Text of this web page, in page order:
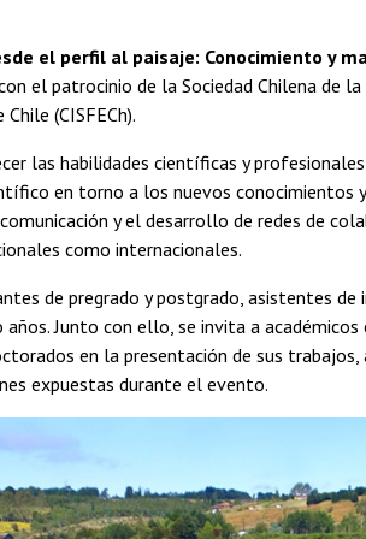
el perfil al paisaje: Conocimiento y
el patrocinio de la Sociedad Chilena de
(CISFECh).
las habilidades científicas y
en torno a los nuevos conocimientos
y el desarrollo de redes de
como internacionales.
de pregrado y postgrado, asistentes
Junto con ello, se invita a
en la presentación de sus
expuestas durante el evento.